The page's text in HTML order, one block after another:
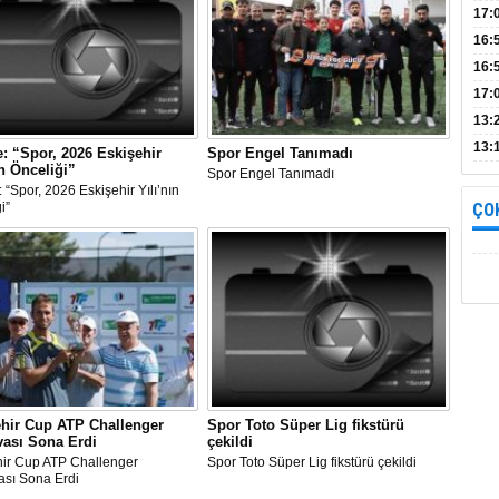
“Spor, 2026 Eskişehir
Önceliği”
2026 Eskişehir Yılı’nın
Spor Engel Tanımadı
Spor Engel Tanımadı
Cup ATP Challenger
Sona Erdi
Cup ATP Challenger
Sona Erdi
Spor Toto Süper Lig fikstürü
çekildi
Spor Toto Süper Lig fikstürü çekildi